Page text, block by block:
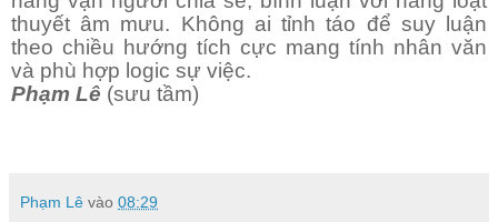
thuyết âm mưu. Không ai tỉnh táo để suy luận
theo chiều hướng tích cực mang tính nhân văn
và phù hợp logic sự việc.
Phạm Lê (sưu tầm)
Phạm Lê vào 08:29